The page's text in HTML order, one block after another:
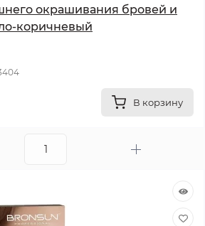
окрашивания бровей и
коричневый
В корзину